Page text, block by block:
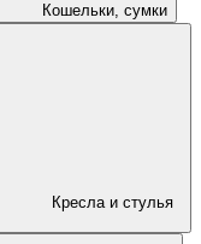
Кошельки, сумки
Кресла и стулья